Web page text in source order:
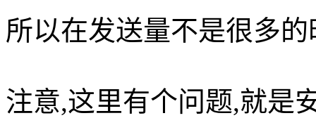
所以在发送量不是很多
注意,这里有个问题,就是